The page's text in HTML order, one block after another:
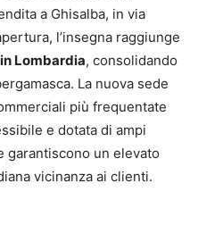
a Ghisalba, in via
l’insegna raggiunge
Lombardia, consolidando
La nuova sede
più frequentate
e dotata di ampi
garantiscono un elevato
vicinanza ai clienti.